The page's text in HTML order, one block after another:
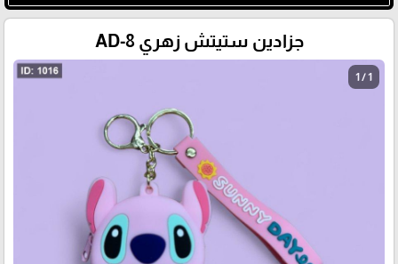
جزادين ستيتش زهري AD-8
1 / 1